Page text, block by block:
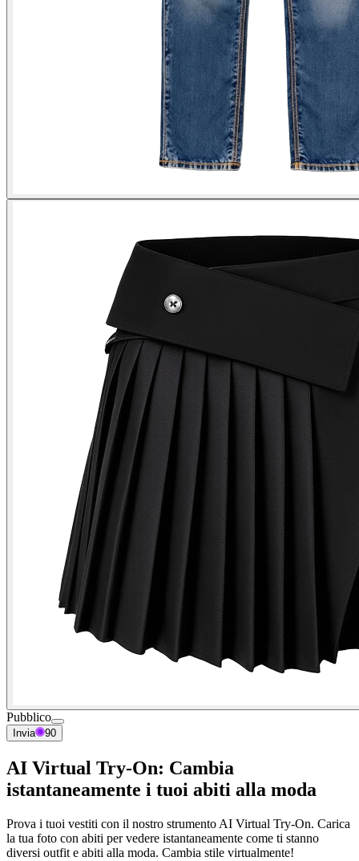
Pubblico
Invia 90
AI Virtual Try-On: Cambia
istantaneamente i tuoi abiti alla moda
Prova i tuoi vestiti con il nostro strumento AI Virtual Try-On. Carica
la tua foto con abiti per vedere istantaneamente come ti stanno
diversi outfit e abiti alla moda. Cambia stile virtualmente!